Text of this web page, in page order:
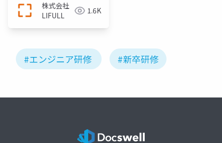
株式会社
LIFULL
1.6K
#エンジニア研修 #新卒研修